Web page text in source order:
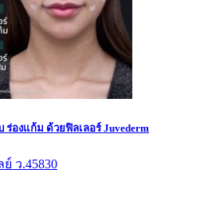
องแก้ม ด้วยฟิลเลอร์ Juvederm
ว.45830